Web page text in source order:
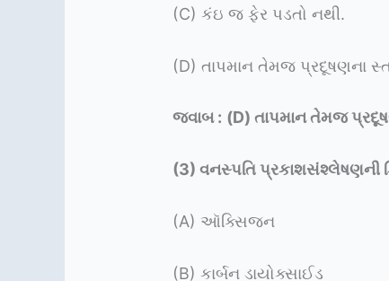
(C) કંઇ જ ફેર પડતો નથી.
(D) તાપમાન તેમજ પ્રદૂષણના
જવાબ : (D) તાપમાન તેમજ
(3)વનસ્પતિ પ્રકાશસંશ્લેષણની
(A) ઑક્સિજન
(B) કાર્બન ડાયોક્સાઈડ